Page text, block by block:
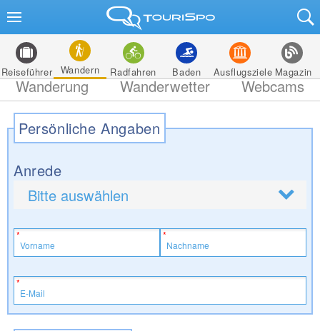
Reiseführer Wandern Radfahren Baden Ausflugsziele Magazin
Wanderung Wanderwetter Webcams
Persönliche Angaben
Anrede